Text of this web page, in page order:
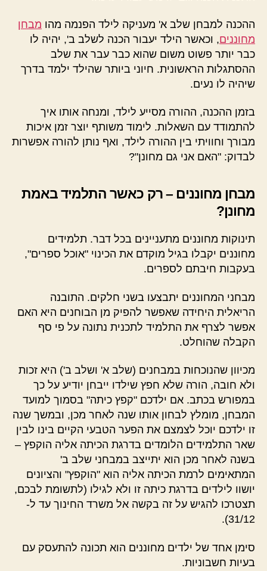
ההכנה למבחן שלב א' מעניקה לילד הפנמה מהו מבחן
מחוננים, וכאשר הילד יעבור הכנה לשלב ב', יהיה לו
כבר יותר פשוט משום שהוא כבר עבר את שלב
ההסתגלות הראשונית. חיוני ביותר שהילד ילמד בדרך
שיהיה לו נעים.
בזמן ההכנה, ההורה מסייע לילד, ומנחה אותו איך
להתמודד עם השאלות. לימוד משותף יוצר זמן איכות
מבורך וחוויתי בין ההורה לילד, ואף נותן להורה אפשרות
לבדוק: "האם אני גם מחונן"?
מבחן מחוננים – רק כאשר התלמיד באמת
מחונן?
תינוקות מחוננים מתעניינים בכל דבר. תלמידים
מחוננים יקבלו בגיל מוקדם את הכינוי "אוכל ספרים",
בעקבות חיבתם לספרים.
מבחני המחוננים יתבצעו בשני חלקים. התובנה
הריאלית היחידה שאפשר להפיק מן הבוחנים היא האם
אפשר לצרף את התלמיד לתכנית נתונה על פי סף
הקבלה שהוחלט.
מכיוון שהנוכחות במבחנים (שלב א' ושלב ב') היא זכות
ולא חובה, הורה שלא חפץ שילדו ייבחן יודיע על כך
במפורש בכתב. אם ילדכם "קפץ כיתה" בסמוך למועד
המבחן, מומלץ לבחון אותו שנה לאחר מכן, ובמשך שנה
זו ילדכם יוכל לצמצם את הפער הטבעי הקיים בינו לבין
שאר התלמידים הלומדים בדרגת הכיתה אליה הוקפץ –
בשנה לאחר מכן הוא יתייצב במבחני שלב ב'
המתאימים לרמת הכיתה אליה הוא "הוקפץ" והציונים
יושוו לילדים בדרגת כיתה זו ולא לגילו (לתשומת לבכם,
תצטרכו להגיש על זה בקשה אל משרד החינוך עד ל-
31/12).
סימן אחד של ילדים מחוננים הוא תכונה להתעסק עם
בעיות חשבוניות.